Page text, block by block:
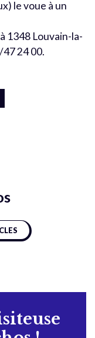
le voue à un
1348 Louvain-la-
24 00.